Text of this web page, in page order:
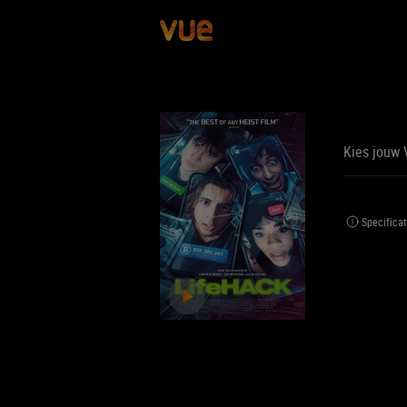
Kies jouw
BIJ